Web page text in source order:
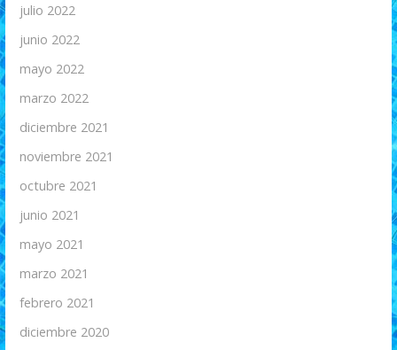
julio 2022
junio 2022
mayo 2022
marzo 2022
diciembre 2021
noviembre 2021
octubre 2021
junio 2021
mayo 2021
marzo 2021
febrero 2021
diciembre 2020